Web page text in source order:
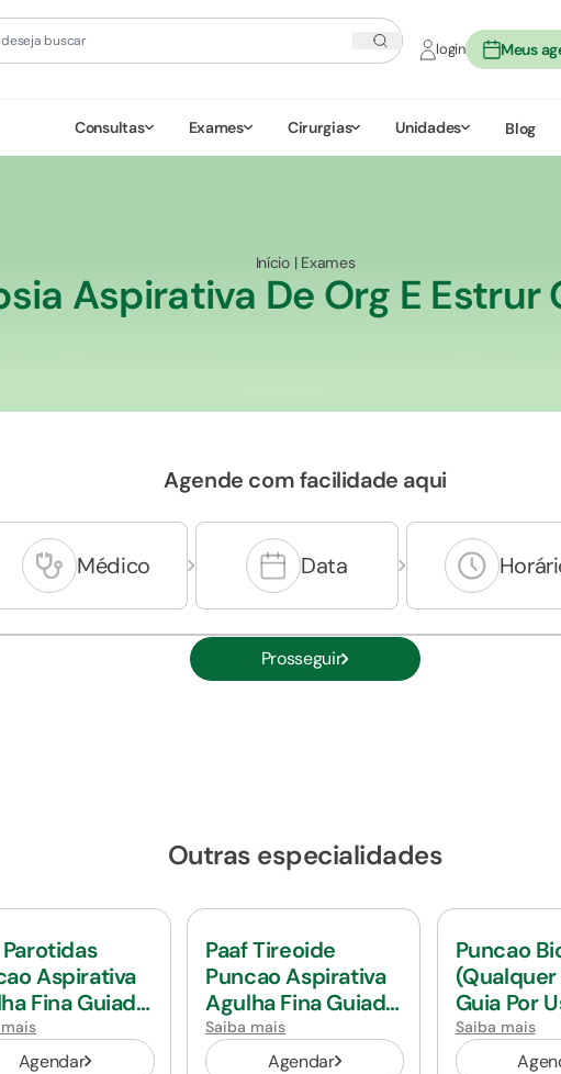
login Meus
Consultas Exames Cirurgias Unidades Blog
Início| Exames
Aspirativa De Org E Estrur
Agende com facilidade aqui
Médico Data
Prosseguir
Outras especialidades
Parotidas
Aspirativa
Fina Guiada
Agendar
Paaf Tireoide
Puncao Aspirativa
Agulha Fina Guiada
Por Usg
Saiba mais
Agendar
Puncao
(Qualquer
Guia Por
Saiba mais